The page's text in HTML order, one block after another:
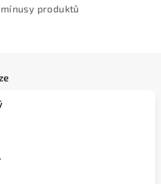
produktů